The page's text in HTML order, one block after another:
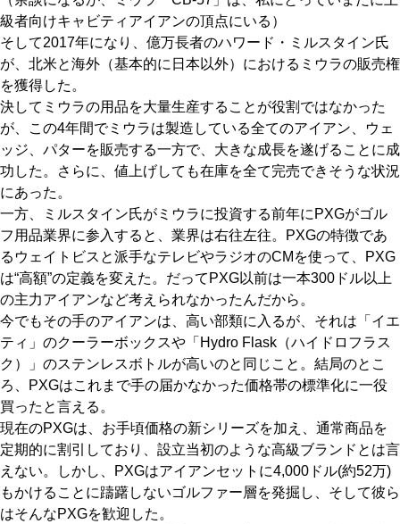
級者向けキャビティアイアンの頂点にいる）
そして2017年になり、億万長者のハワード・ミルスタイン氏
が、北米と海外（基本的に日本以外）におけるミウラの販売権
を獲得した。
決してミウラの用品を大量生産することが役割ではなかった
が、この4年間でミウラは製造している全てのアイアン、ウェ
ッジ、パターを販売する一方で、大きな成長を遂げることに成
功した。さらに、値上げしても在庫を全て完売できそうな状況
にあった。
一方、ミルスタイン氏がミウラに投資する前年にPXGがゴル
フ用品業界に参入すると、業界は右往左往。PXGの特徴であ
るウェイトビスと派手なテレビやラジオのCMを使って、PXG
は“高額”の定義を変えた。だってPXG以前は一本300ドル以上
の主力アイアンなど考えられなかったんだから。
今でもその手のアイアンは、高い部類に入るが、それは「イエ
ティ」のクーラーボックスや「Hydro Flask（ハイドロフラス
ク）」のステンレスボトルが高いのと同じこと。結局のとこ
ろ、PXGはこれまで手の届かなかった価格帯の標準化に一役
買ったと言える。
現在のPXGは、お手頃価格の新シリーズを加え、通常商品を
定期的に割引しており、設立当初のような高級ブランドとは言
えない。しかし、PXGはアイアンセットに4,000ドル(約52万)
もかけることに躊躇しないゴルファー層を発掘し、そして彼ら
はそんなPXGを歓迎した。